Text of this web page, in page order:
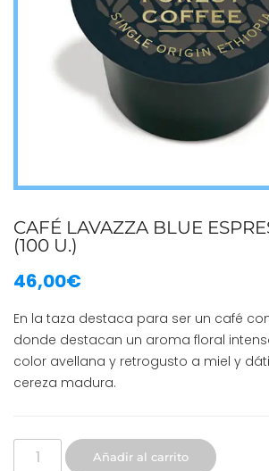
CAFÉ LAVAZZA BLUE
(100 U.)
46,00€
En la taza destaca para ser un café
donde destacan un aroma floral
color avellana y retrogusto a miel y
cereza madura.
Añadir al carrito